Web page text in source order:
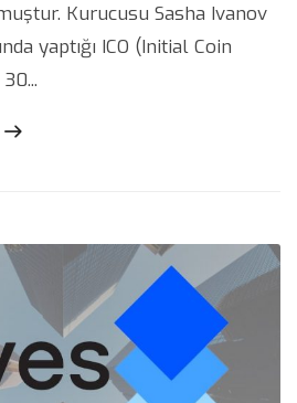
Kurucusu Sasha Ivanov
yaptığı ICO (Initial Coin